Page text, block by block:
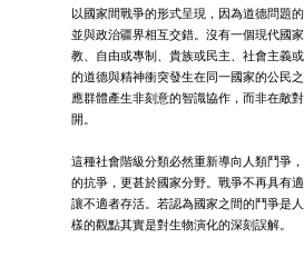
以國家間戰爭的形式呈現，因為道德問題
並與政治疆界相互交錯。沒有一個現代國
教、自由或專制、貴族或民主、社會主義
的道德與精神衝突發生在同一國家的公民
應群體產生非刻意的智識協作，而非在敵
開。
這種社會階級分類必然重新導向人類鬥爭
的抗爭，更甚於國家分野。戰爭不再具有
讓不適者存活。若認為國家之間的鬥爭是
樣的觀點其實是對生物演化的深刻誤解。